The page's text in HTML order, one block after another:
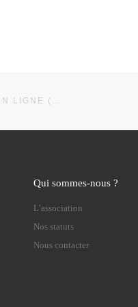
J-5 : OUVERTURE DES VENTES DE L’ALBUM DE NUNO EN LIGNE (CD) !
Qui sommes-nous ?
L’association
Nos statuts
Nous contacter